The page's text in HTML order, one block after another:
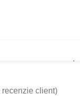
recenzie client)